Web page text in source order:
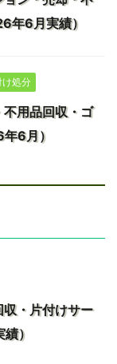
年6月実績）
け処分
用品回収・ゴ
6月）
・片付けサー
）